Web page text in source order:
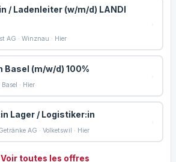
/ Ladenleiter (w/m/d) LANDI
AG · Winznau · Hier
Basel (m/w/d) 100%
· Hier
Lager / Logistiker:in
AG · Volketswil · Hier
Voir toutes les offres